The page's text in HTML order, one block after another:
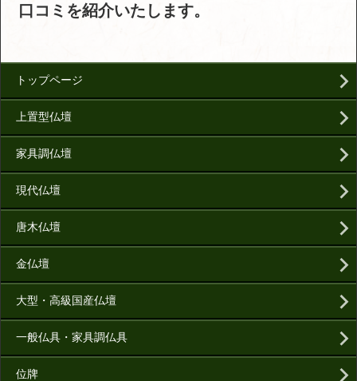
口コミを紹介いたします。
トップページ
上置型仏壇
家具調仏壇
現代仏壇
唐木仏壇
金仏壇
大型・高級国産仏壇
一般仏具・家具調仏具
位牌